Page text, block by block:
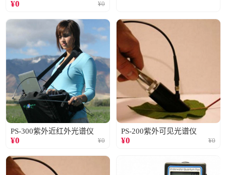
¥0 ¥0
PS-300紫外近红外光谱仪
¥0 ¥0
PS-200紫外可见光谱仪
¥0 ¥0